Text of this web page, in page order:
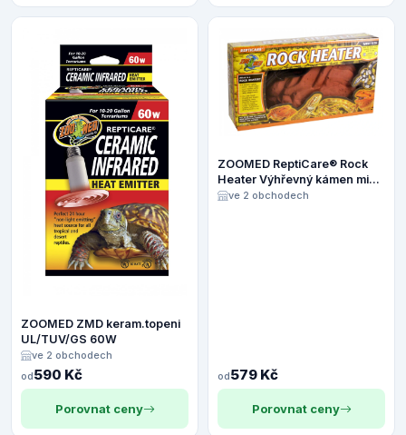
ZOOMED ZMD keram.topeni
UL/TUV/GS 60W
ve 2 obchodech
od590 Kč
Porovnat ceny
ZOOMED ReptiCare® Rock
Heater Výhřevný kámen mini
5Wve 2 obchodech
od579 Kč
Porovnat ceny